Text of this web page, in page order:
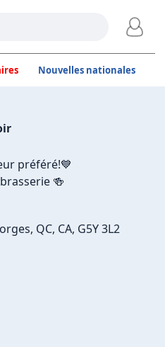
Nouvelles nationales
L'Escale -
préféré!💙
🍻
QC, CA, G5Y 3L2